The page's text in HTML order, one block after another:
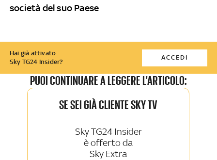
società del suo Paese
Hai già attivato
Sky TG24 Insider?
ACCEDI
PUOI CONTINUARE A LEGGERE L'ARTICOLO:
SE SEI GIÀ CLIENTE SKY TV
Sky TG24 Insider
è offerto da
Sky Extra